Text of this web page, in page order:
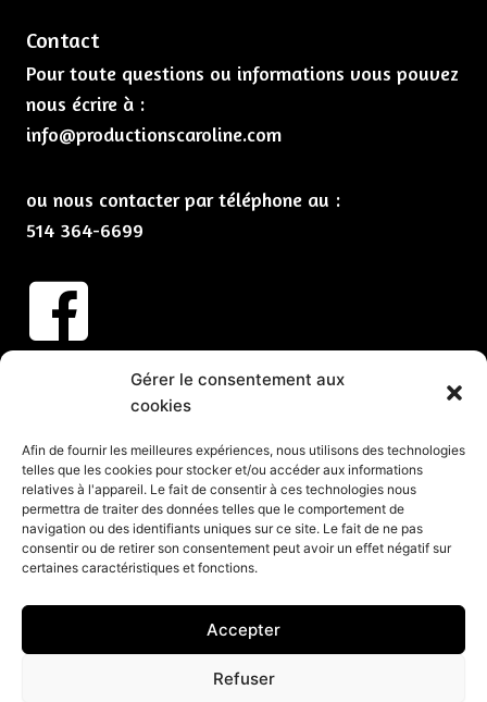
Gérer le consentement aux
cookies
Afin de fournir les meilleures expériences, nous utilisons des technologies
telles que les cookies pour stocker et/ou accéder aux informations
relatives à l'appareil. Le fait de consentir à ces technologies nous
permettra de traiter des données telles que le comportement de
navigation ou des identifiants uniques sur ce site. Le fait de ne pas
consentir ou de retirer son consentement peut avoir un effet négatif sur
certaines caractéristiques et fonctions.
Accepter
Refuser
Contact
Pour toute questions ou informations vous pouvez
nous écrire à :
info@productionscaroline.com
ou nous contacter par téléphone au :
514 364-6699
Abonnez-vous à nos infolettres
CLIQUEZ ICI
Services
Spectacles et animation pour vos partys de Noël
Spectacles pour événements corporatifs
Groupes de musique pour événements